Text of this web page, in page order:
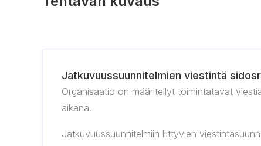
Jatkuvuussuunnitelmien viestintä
Organisaatio on määritellyt toimintatavat
aikana.
Jatkuvuussuunnitelmiin liittyvien